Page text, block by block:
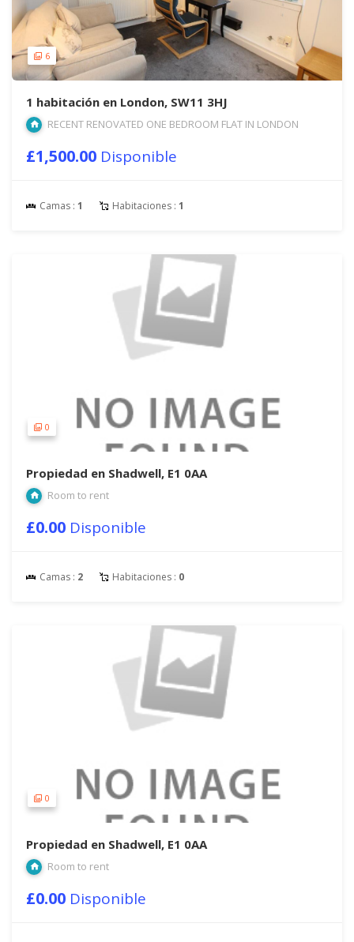
6
1 habitación en London, SW11 3HJ
RECENT RENOVATED ONE BEDROOM FLAT IN LONDON
£1,500.00 Disponible
Camas : 1 Habitaciones : 1
0
Propiedad en Shadwell, E1 0AA
Room to rent
£0.00 Disponible
Camas : 2 Habitaciones : 0
0
Propiedad en Shadwell, E1 0AA
Room to rent
£0.00 Disponible